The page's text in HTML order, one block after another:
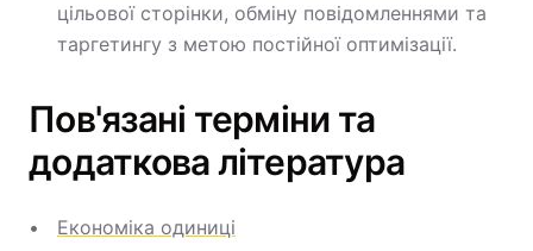
цільової сторінки, обміну повідомленнями та
таргетингу з метою постійної оптимізації.
Пов'язані терміни та
додаткова література
Економіка одиниці